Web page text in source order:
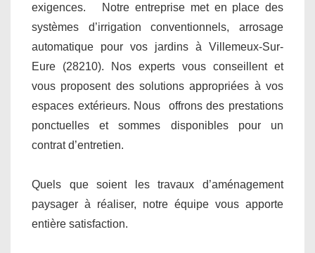
exigences. Notre entreprise met en place des
systèmes d’irrigation conventionnels, arrosage
automatique pour vos jardins à Villemeux-Sur-
Eure (28210). Nos experts vous conseillent et
vous proposent des solutions appropriées à vos
espaces extérieurs. Nous offrons des prestations
ponctuelles et sommes disponibles pour un
contrat d’entretien.
Quels que soient les travaux d’aménagement
paysager à réaliser, notre équipe vous apporte
entière satisfaction.